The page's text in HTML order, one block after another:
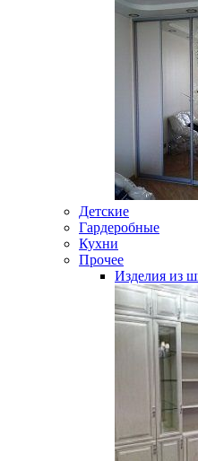
Детские
Гардеробные
Кухни
Прочее
Изделия из